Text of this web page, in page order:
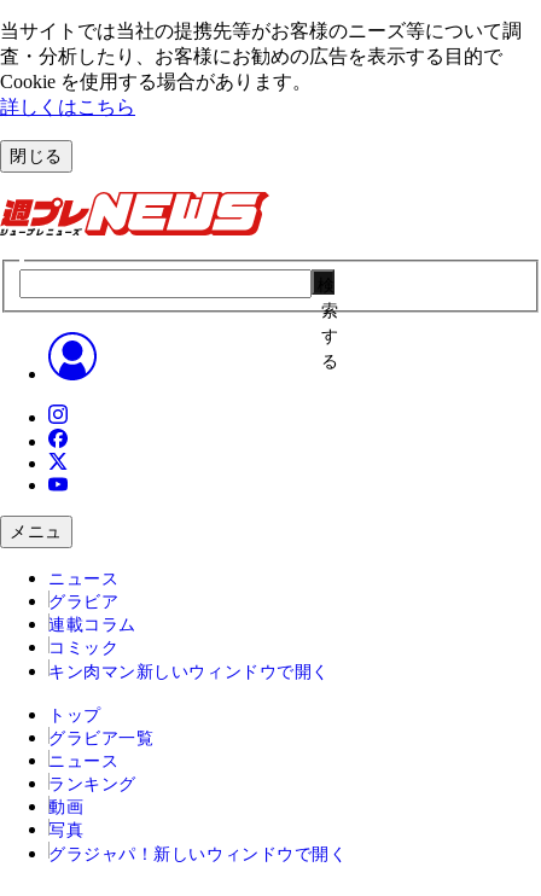
当サイトでは当社の提携先等がお客様のニーズ等について調
査・分析したり、お客様にお勧めの広告を表⽰する⽬的で
Cookie を使⽤する場合があります。
詳しくはこちら
閉じる
索
す
る
メニュ
ニュース
グラビア
連載コラム
コミック
キン肉マン 新しいウィンドウで開く
トップ
グラビア一覧
ニュース
ランキング
動画
写真
グラジャパ！ 新しいウィンドウで開く